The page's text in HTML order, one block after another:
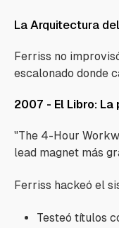
La Arquitectura
Ferriss no
escalonado donde
2007 - El Libro:
"The 4-Hour
lead magnet más
Ferriss hackeó el
Testeó títulos